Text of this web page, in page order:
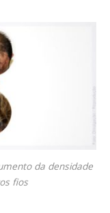
da densidade
fios